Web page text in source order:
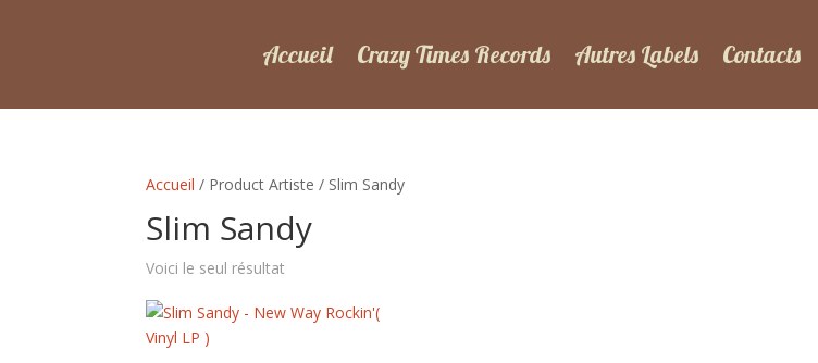
Accueil Crazy Times Records Autres Labels Contacts
Accueil / Product Artiste / Slim Sandy
Slim Sandy
Voici le seul résultat